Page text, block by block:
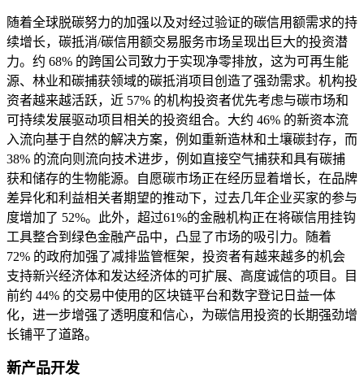
随着全球脱碳努力的加强以及对经过验证的碳信用额需求的持
续增长，碳抵消/碳信用额交易服务市场呈现出巨大的投资潜
力。约 68% 的跨国公司致力于实现净零排放，这为可再生能
源、林业和碳捕获领域的碳抵消项目创造了强劲需求。机构投
资者越来越活跃，近 57% 的机构投资者优先考虑与碳市场和
可持续发展驱动项目相关的投资组合。大约 46% 的新资本流
入流向基于自然的解决方案，例如重新造林和土壤碳封存，而
38% 的流向则流向技术进步，例如直接空气捕获和具有碳捕
获和储存的生物能源。自愿碳市场正在经历显着增长，在品牌
差异化和利益相关者期望的推动下，过去几年企业买家的参与
度增加了 52%。此外，超过61%的金融机构正在将碳信用挂钩
工具整合到绿色金融产品中，凸显了市场的吸引力。随着
72% 的政府加强了减排监管框架，投资者有越来越多的机会
支持新兴经济体和发达经济体的可扩展、高度诚信的项目。目
前约 44% 的交易中使用的区块链平台和数字登记日益一体
化，进一步增强了透明度和信心，为碳信用投资的长期强劲增
长铺平了道路。
新产品开发